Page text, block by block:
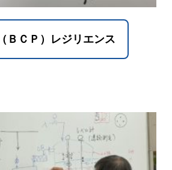
ＢＣＰ）レジリエンス